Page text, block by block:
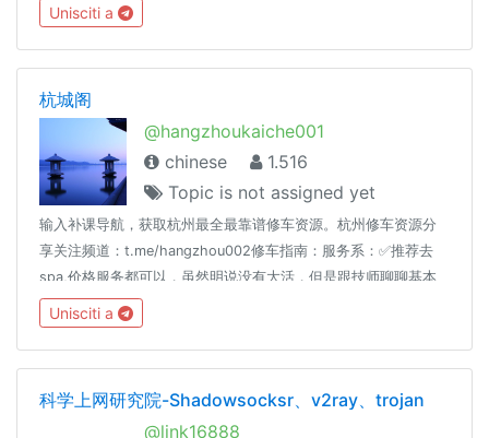
Unisciti a
杭城阁
@hangzhoukaiche001
chinese
1.516
Topic is not assigned yet
输入补课导航，获取杭州最全最靠谱修车资源。杭州修车资源分
享关注频道：t.me/hangzhou002修车指南：服务系：✅推荐去
spa,价格服务都可以，虽然明说没有大活，但是跟技师聊聊基本
可以做的快餐系：✅推荐去红灯区，一般10分钟左右，进去就是提
枪上阵，价格100～200左右✅老司机推荐：群里老司机验证过的
资源，口碑不错的资源可以值得去，省得自己去踩雷。当然还是
Unisciti a
科学上网研究院-Shadowsocksr、v2ray、trojan
@link16888